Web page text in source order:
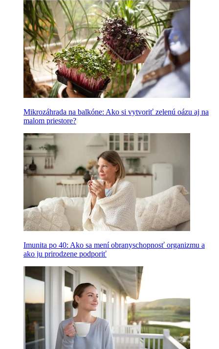
Mikrozáhrada na balkóne: Ako si vytvoriť zelenú oázu aj na
malom priestore?
Imunita po 40: Ako sa mení obranyschopnosť organizmu a
ako ju prirodzene podporiť